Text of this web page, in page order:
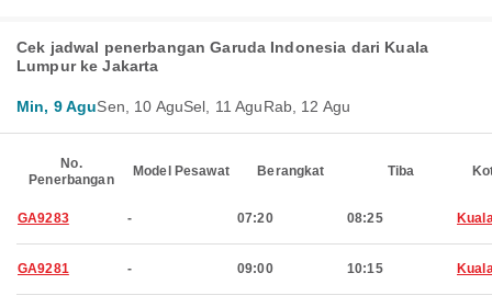
Cek jadwal penerbangan Garuda Indonesia dari Kuala
Lumpur ke Jakarta
Min, 9 AguSen, 10 AguSel, 11 AguRab, 12 Agu
No.
Penerbangan
Model Pesawat Berangkat Tiba
GA9283 - 07:20 08:25
GA9281 - 09:00 10:15